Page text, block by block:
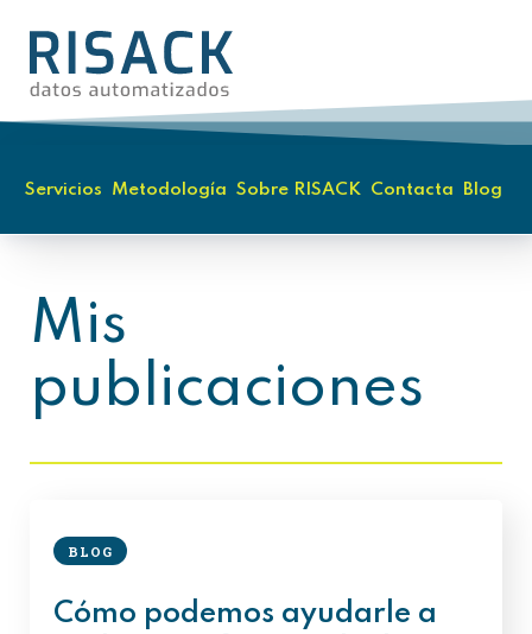
Servicios Metodología Sobre RISACK Contacta Blog
Mis
publicaciones
BLOG
Cómo podemos ayudarle a